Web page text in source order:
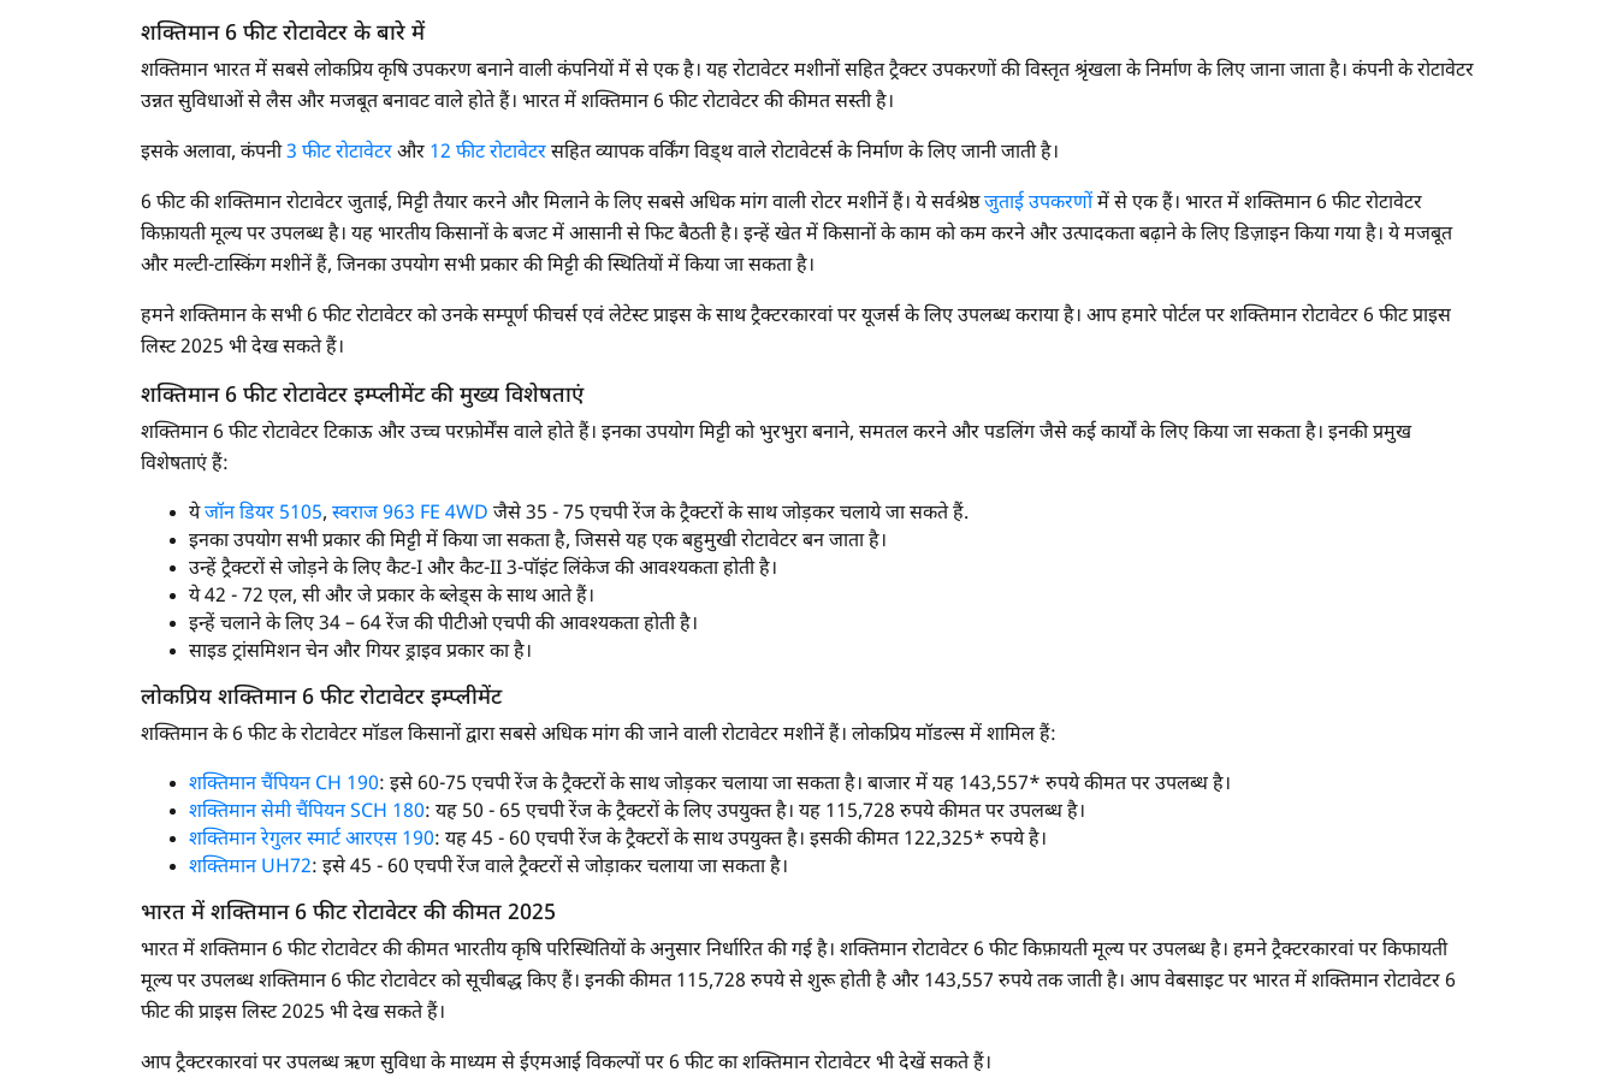
शक्तिमान 6 फीट रोटावेटर के बारे में
शक्तिमान भारत में सबसे लोकप्रिय कृषि उपकरण बनाने वाली कंपनियों में से एक है। यह रोटावेटर मशीनों सहित ट्रैक्टर उपकरणों की विस्तृत श्रृंखला के निर्माण के लिए जाना जाता है। कंपनी के रोटावेटर
उन्नत सुविधाओं से लैस और मजबूत बनावट वाले होते हैं। भारत में शक्तिमान 6 फीट रोटावेटर की कीमत सस्ती है।
इसके अलावा, कंपनी3 फीट रोटावेटरऔर 12 फीट रोटावेटरसहित व्यापक वर्किंग विड्थ वाले रोटावेटर्स के निर्माण के लिए जानी जाती है।
6 फीट की शक्तिमान रोटावेटर जुताई, मिट्टी तैयार करने और मिलाने के लिए सबसे अधिक मांग वाली रोटर मशीनें हैं। ये सर्वश्रेष्ठजुताई उपकरणोंमें से एक हैं। भारत में शक्तिमान 6 फीट रोटावेटर
किफ़ायती मूल्य पर उपलब्ध है। यह भारतीय किसानों के बजट में आसानी से फिट बैठती है। इन्हें खेत में किसानों के काम को कम करने और उत्पादकता बढ़ाने के लिए डिज़ाइन किया गया है। ये मजबूत
और मल्टी-टास्किंग मशीनें हैं, जिनका उपयोग सभी प्रकार की मिट्टी की स्थितियों में किया जा सकता है।
हमने शक्तिमान के सभी 6 फीट रोटावेटर को उनके सम्पूर्ण फीचर्स एवं लेटेस्ट प्राइस के साथ ट्रैक्टरकारवां पर यूजर्स के लिए उपलब्ध कराया है। आप हमारे पोर्टल पर शक्तिमान रोटावेटर 6 फीट प्राइस
लिस्ट 2025 भी देख सकते हैं।
शक्तिमान 6 फीट रोटावेटर इम्प्लीमेंट की मुख्य विशेषताएं
शक्तिमान 6 फीट रोटावेटर टिकाऊ और उच्च परफ़ोर्मेंस वाले होते हैं। इनका उपयोग मिट्टी को भुरभुरा बनाने, समतल करने और पडलिंग जैसे कई कार्यों के लिए किया जा सकता है। इनकी प्रमुख
विशेषताएं हैं:
येजॉन डियर 5105, स्वराज 963 FE 4WD जैसे 35 - 75 एचपी रेंज के ट्रैक्टरों के साथ जोड़कर चलाये जा सकते हैं.
इनका उपयोग सभी प्रकार की मिट्टी में किया जा सकता है, जिससे यह एक बहुमुखी रोटावेटर बन जाता है।
उन्हें ट्रैक्टरों से जोड़ने के लिए कैट-I और कैट-II 3-पॉइंट लिंकेज की आवश्यकता होती है।
ये 42 - 72 एल, सी और जे प्रकार के ब्लेड्स के साथ आते हैं।
इन्हें चलाने के लिए 34 – 64 रेंज की पीटीओ एचपी की आवश्यकता होती है।
साइड ट्रांसमिशन चेन और गियर ड्राइव प्रकार का है।
लोकप्रिय शक्तिमान 6 फीट रोटावेटर इम्प्लीमेंट
शक्तिमान के 6 फीट के रोटावेटर मॉडल किसानों द्वारा सबसे अधिक मांग की जाने वाली रोटावेटर मशीनें हैं। लोकप्रिय मॉडल्स में शामिल हैं:
शक्तिमान चैंपियन CH 190: इसे 60-75 एचपी रेंज के ट्रैक्टरों के साथ जोड़कर चलाया जा सकता है। बाजार में यह 143,557* रुपये कीमत पर उपलब्ध है।
शक्तिमान सेमी चैंपियन SCH 180: यह 50 - 65 एचपी रेंज के ट्रैक्टरों के लिए उपयुक्त है। यह 115,728 रुपये कीमत पर उपलब्ध है।
शक्तिमान रेगुलर स्मार्ट आरएस 190: यह 45 - 60 एचपी रेंज के ट्रैक्टरों के साथ उपयुक्त है। इसकी कीमत 122,325* रुपये है।
शक्तिमान UH72: इसे 45 - 60 एचपी रेंज वाले ट्रैक्टरों से जोड़ाकर चलाया जा सकता है।
भारत में शक्तिमान 6 फीट रोटावेटर की कीमत 2025
भारत में शक्तिमान 6 फीट रोटावेटर की कीमत भारतीय कृषि परिस्थितियों के अनुसार निर्धारित की गई है। शक्तिमान रोटावेटर 6 फीट किफ़ायती मूल्य पर उपलब्ध है। हमने ट्रैक्टरकारवां पर किफायती
मूल्य पर उपलब्ध शक्तिमान 6 फीट रोटावेटर को सूचीबद्ध किए हैं। इनकी कीमत 115,728 रुपये से शुरू होती है और 143,557 रुपये तक जाती है। आप वेबसाइट पर भारत में शक्तिमान रोटावेटर 6
फीट की प्राइस लिस्ट 2025 भी देख सकते हैं।
आप ट्रैक्टरकारवां पर उपलब्ध ऋण सुविधा के माध्यम से ईएमआई विकल्पों पर 6 फीट का शक्तिमान रोटावेटर भी देखें सकते हैं।